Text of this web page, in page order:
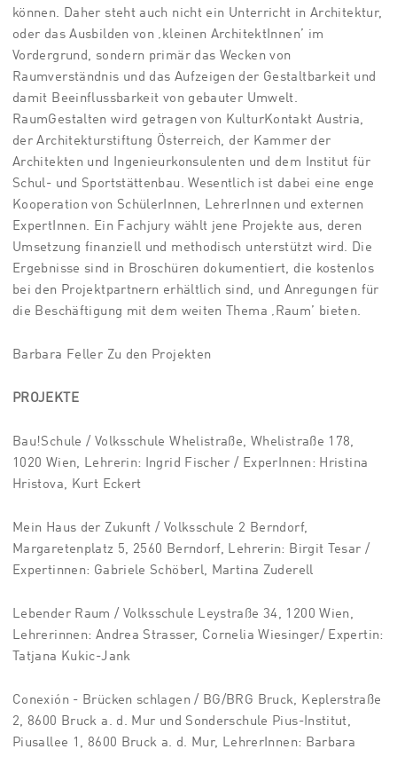
können. Daher steht auch nicht ein Unterricht in Architektur,
oder das Ausbilden von ‚kleinen ArchitektInnen’ im
Vordergrund, sondern primär das Wecken von
Raumverständnis und das Aufzeigen der Gestaltbarkeit und
damit Beeinflussbarkeit von gebauter Umwelt.
RaumGestalten wird getragen von KulturKontakt Austria,
der Architekturstiftung Österreich, der Kammer der
Architekten und Ingenieurkonsulenten und dem Institut für
Schul- und Sportstättenbau. Wesentlich ist dabei eine enge
Kooperation von SchülerInnen, LehrerInnen und externen
ExpertInnen. Ein Fachjury wählt jene Projekte aus, deren
Umsetzung finanziell und methodisch unterstützt wird. Die
Ergebnisse sind in Broschüren dokumentiert, die kostenlos
bei den Projektpartnern erhältlich sind, und Anregungen für
die Beschäftigung mit dem weiten Thema ‚Raum’ bieten.
Barbara Feller Zu den Projekten
PROJEKTE
Bau!Schule / Volksschule Whelistraße, Whelistraße 178,
1020 Wien, Lehrerin: Ingrid Fischer / ExperInnen: Hristina
Hristova, Kurt Eckert
Mein Haus der Zukunft / Volksschule 2 Berndorf,
Margaretenplatz 5, 2560 Berndorf, Lehrerin: Birgit Tesar /
Expertinnen: Gabriele Schöberl, Martina Zuderell
Lebender Raum / Volksschule Leystraße 34, 1200 Wien,
Lehrerinnen: Andrea Strasser, Cornelia Wiesinger/ Expertin:
Tatjana Kukic-Jank
Conexión - Brücken schlagen / BG/BRG Bruck, Keplerstraße
2, 8600 Bruck a. d. Mur und Sonderschule Pius-Institut,
Piusallee 1, 8600 Bruck a. d. Mur, LehrerInnen: Barbara